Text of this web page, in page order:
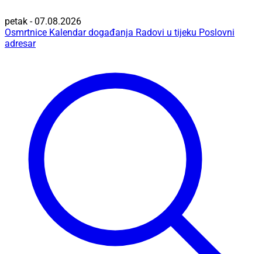
petak - 07.08.2026
Osmrtnice Kalendar događanja Radovi u tijeku Poslovni
adresar